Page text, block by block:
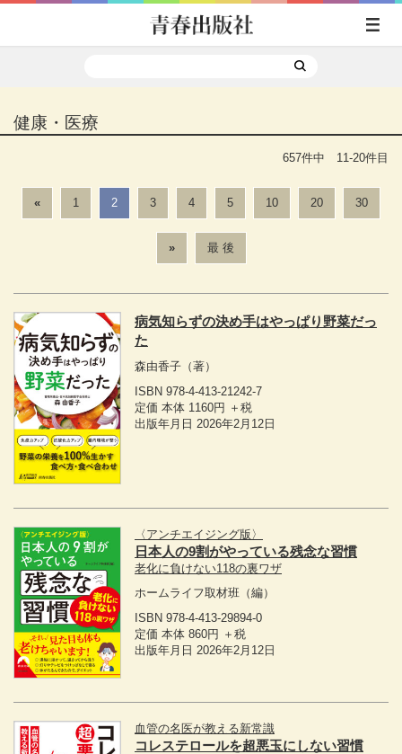
健康・医療
657件中 11-20件目
« 1 2 3 4 5 10 20 30
» 最 後
病気知らずの決め手はやっぱり野菜だっ
た
森由香子 （著）
ISBN 978-4-413-21242-7
定価 本体 1160円 ＋税
出版年月日 2026年2月12日
〈アンチエイジング版〉
日本人の9割がやっている残念な習慣
老化に負けない118の裏ワザ
ホームライフ取材班 （編）
ISBN 978-4-413-29894-0
定価 本体 860円 ＋税
出版年月日 2026年2月12日
血管の名医が教える新常識
コレステロールを超悪玉にしない習慣